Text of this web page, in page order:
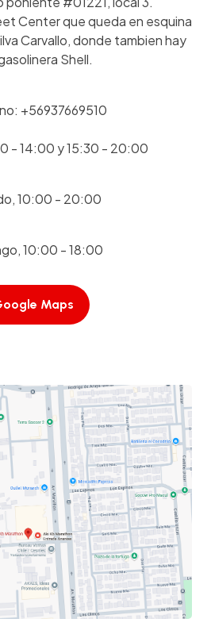
Center que queda en esquina
Carvallo, donde tambien hay
Shell.
+56937669510
- 14:00 y 15:30 - 20:00
10:00 - 20:00
10:00 - 18:00
Maps